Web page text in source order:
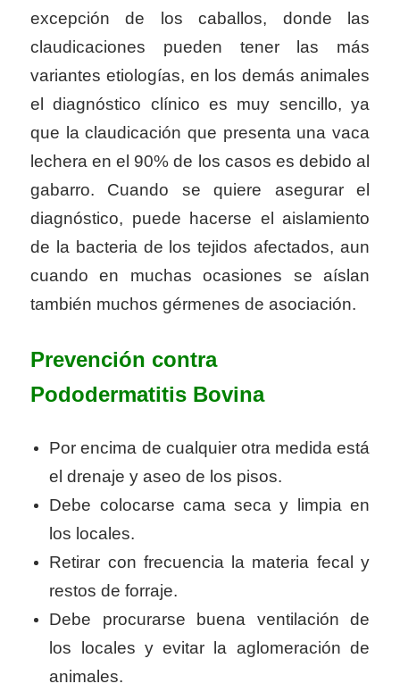
excepción de los caballos, donde las
claudicaciones pueden tener las más
variantes etiologías, en los demás animales
el diagnóstico clínico es muy sencillo, ya
que la claudicación que presenta una vaca
lechera en el 90% de los casos es debido al
gabarro. Cuando se quiere asegurar el
diagnóstico, puede hacerse el aislamiento
de la bacteria de los tejidos afectados, aun
cuando en muchas ocasiones se aíslan
también muchos gérmenes de asociación.
Prevención contra
Pododermatitis Bovina
Por encima de cualquier otra medida está
el drenaje y aseo de los pisos.
Debe colocarse cama seca y limpia en
los locales.
Retirar con frecuencia la materia fecal y
restos de forraje.
Debe procurarse buena ventilación de
los locales y evitar la aglomeración de
animales.